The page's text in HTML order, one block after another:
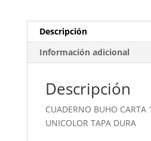
cantidad
Descripción
Información adicional
Descripción
CUADERNO BUHO CARTA
UNICOLOR TAPA DURA